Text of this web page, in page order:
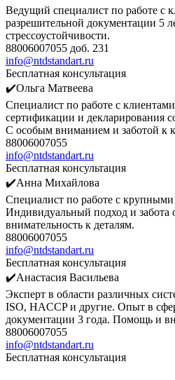
Ведущий специалист по работе с
разрешительной документации 5
стрессоустойчивости.
88006007055 доб. 231
info@ntdstandart.ru
Бесплатная консультация
✔️Ольга Матвеева
Специалист по работе с
сертификации и декларирования
С особым вниманием и заботой к
88006007055
info@ntdstandart.ru
Бесплатная консультация
✔️Анна Михайлова
Специалист по работе с
Индивидуальный подход и забота
внимательность к деталям.
88006007055
info@ntdstandart.ru
Бесплатная консультация
✔️Анастасия Васильева
Эксперт в области различных
ISO, HACCP и другие. Опыт в
документации 3 года. Помощь и
88006007055
info@ntdstandart.ru
Бесплатная консультация